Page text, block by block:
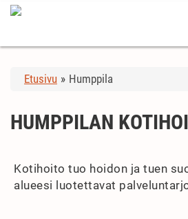
Etusivu » Humppila
HUMPPILAN
Kotihoito tuo hoidon ja tuen
alueesi luotettavat